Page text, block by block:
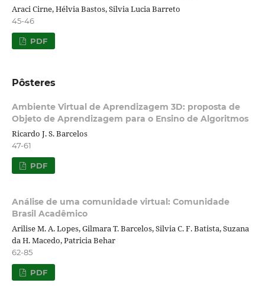
Araci Cirne, Hélvia Bastos, Silvia Lucia Barreto
45-46
PDF
Pôsteres
Ambiente Virtual de Aprendizagem 3D: proposta de
Objeto de Aprendizagem para o Ensino de Algoritmos
Ricardo J. S. Barcelos
47-61
PDF
Análise de uma comunidade virtual: Comunidade
Brasil Acadêmico
Arilise M. A. Lopes, Gilmara T. Barcelos, Silvia C. F. Batista, Suzana
da H. Macedo, Patricia Behar
62-85
PDF